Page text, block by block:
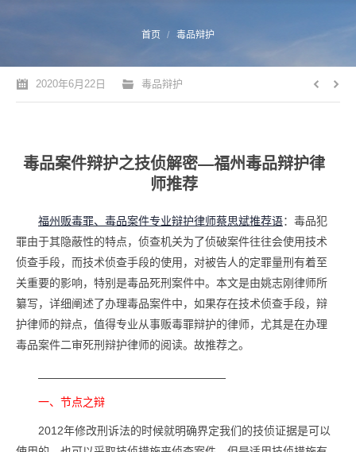
首页 毒品辩护
2020年6月22日 毒品辩护
毒品案件辩护之技侦解密—福州毒品辩护律
师推荐
福州贩毒罪、毒品案件专业辩护律师蔡思斌推荐语：毒品犯
罪由于其隐蔽性的特点，侦查机关为了侦破案件往往会使用技术
侦查手段，而技术侦查手段的使用，对被告人的定罪量刑有着至
关重要的影响，特别是毒品死刑案件中。本文是由姚志刚律师所
纂写，详细阐述了办理毒品案件中，如果存在技术侦查手段，辩
护律师的辩点，值得专业从事贩毒罪辩护的律师，尤其是在办理
毒品案件二审死刑辩护律师的阅读。故推荐之。
一、节点之辩
2012年修改刑诉法的时候就明确界定我们的技侦证据是可以